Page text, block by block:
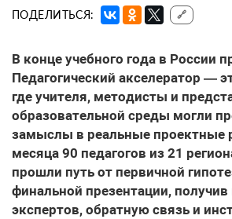
ПОДЕЛИТЬСЯ: 🔗
В конце учебного года в России
Педагогический акселератор —
где учителя, методисты и
образовательной среды могли
замыслы в реальные проектные
месяца 90 педагогов из 21
прошли путь от первичной
финальной презентации,
экспертов, обратную связь и